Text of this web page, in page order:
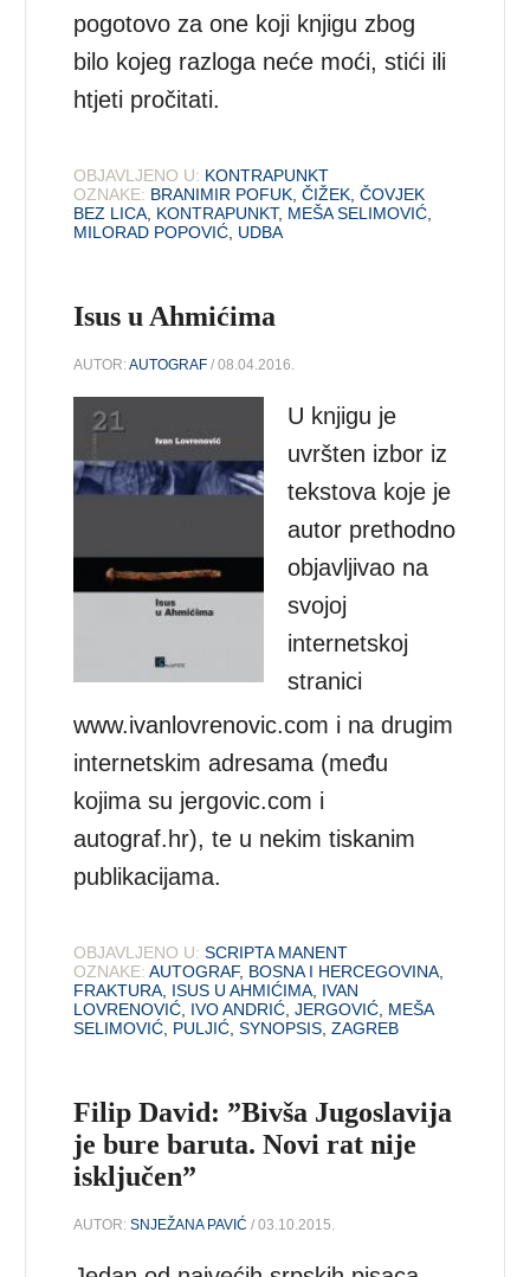
pogotovo za one koji knjigu zbog
bilo kojeg razloga neće moći, stići ili
htjeti pročitati.
OBJAVLJENO U: KONTRAPUNKT
OZNAKE: BRANIMIR POFUK ,ČIŽEK ,ČOVJEK
BEZ LICA KONTRAPUNKT, MEŠA SELIMOVIĆ
MILORAD POPOVIĆ UDBA
Isus u Ahmićima
AUTOR:AUTOGRAF / 08.04.2016.
U knjigu je
uvršten izbor iz
tekstova koje je
autor prethodno
objavljivao na
svojoj
internetskoj
stranici
www.ivanlovrenovic.com i na drugim
internetskim adresama (među
kojima su jergovic.com i
autograf.hr), te u nekim tiskanim
publikacijama.
OBJAVLJENO U: SCRIPTA MANENT
OZNAKE: AUTOGRAF, BOSNA I HERCEGOVINA
FRAKTURA ISUS U AHMIĆIMA IVAN
LOVRENOVIĆ IVO ANDRIĆ ,JERGOVIĆ MEŠA
SELIMOVIĆ PULJIĆ ,SYNOPSIS ,ZAGREB
Filip David: ”Bivša Jugoslavija
je bure baruta. Novi rat nije
isključen”
AUTOR:SNJEŽANA PAVIĆ / 03.10.2015.